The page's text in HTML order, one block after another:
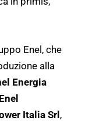
Enel, che
alla
Energia
Enel
Italia Srl ,